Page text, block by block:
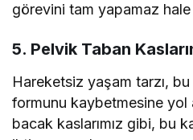
görevini tam yapamaz hale
5. Pelvik Taban
Hareketsiz yaşam tarzı,
formunu kaybetmesine yol
bacak kaslarımız gibi, bu